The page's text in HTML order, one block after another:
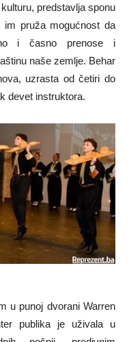
predstavlja sponu
im pruža mogućnost da
i časno prenose i
naše zemlje. Behar
uzrasta od četiri do
devet instruktora.
u punoj dvorani Warren
publika je uživala u